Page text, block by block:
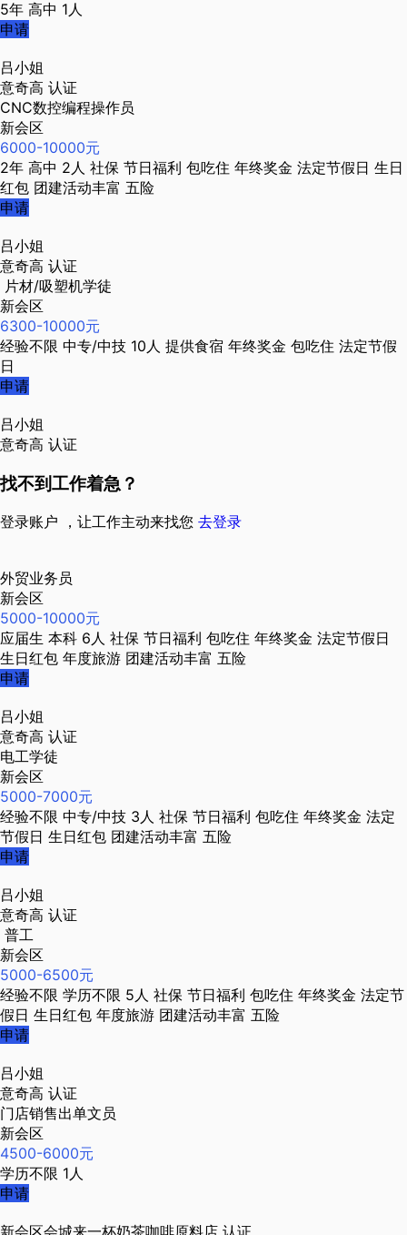
5年 高中 1人
申请
吕小姐
意奇高 认证
CNC数控编程操作员
新会区
6000-10000元
2年 高中 2人 社保 节日福利 包吃住 年终奖金 法定节假日 生日
红包 团建活动丰富 五险
申请
吕小姐
意奇高 认证
片材/吸塑机学徒
新会区
6300-10000元
经验不限 中专/中技 10人 提供食宿 年终奖金 包吃住 法定节假
日
申请
吕小姐
意奇高 认证
找不到工作着急？
登录账户 ，让工作主动来找您 去登录
外贸业务员
新会区
5000-10000元
应届生 本科 6人 社保 节日福利 包吃住 年终奖金 法定节假日
生日红包 年度旅游 团建活动丰富 五险
申请
吕小姐
意奇高 认证
电工学徒
新会区
5000-7000元
经验不限 中专/中技 3人 社保 节日福利 包吃住 年终奖金 法定
节假日 生日红包 团建活动丰富 五险
申请
吕小姐
意奇高 认证
普工
新会区
5000-6500元
经验不限 学历不限 5人 社保 节日福利 包吃住 年终奖金 法定节
假日 生日红包 年度旅游 团建活动丰富 五险
申请
吕小姐
意奇高 认证
门店销售出单文员
新会区
4500-6000元
学历不限 1人
申请